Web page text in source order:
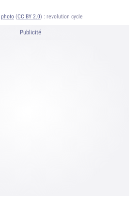
photo (CC BY 2.0) : revolution cycle
Publicité